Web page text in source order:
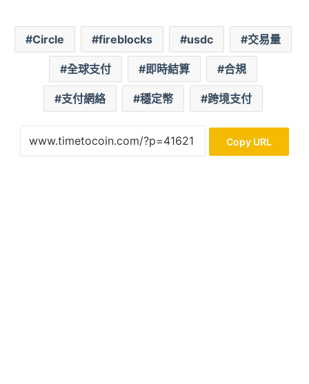
Circle fireblocks usdc 交易量
全球支付 即時結算 合規
支付網絡 穩定幣 跨境支付
Copy URL